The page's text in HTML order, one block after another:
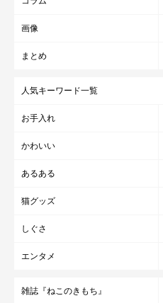
画像
まとめ
人気キーワード一覧
お手入れ
かわいい
あるある
猫グッズ
しぐさ
エンタメ
雑誌『ねこのきもち』